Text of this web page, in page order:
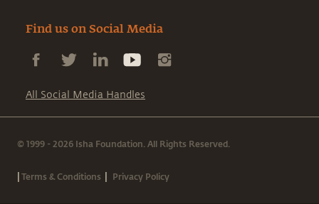
Find us on Social Media
All Social Media Handles
© 1999 - 2026 Isha Foundation. All Rights Reserved.
|Terms & Conditions | Privacy Policy